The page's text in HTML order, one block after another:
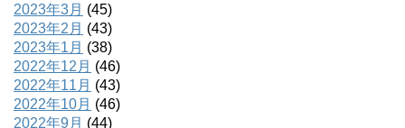
2023年3月 (45)
2023年2月 (43)
2023年1月 (38)
2022年12月 (46)
2022年11月 (43)
2022年10月 (46)
2022年9月 (44)